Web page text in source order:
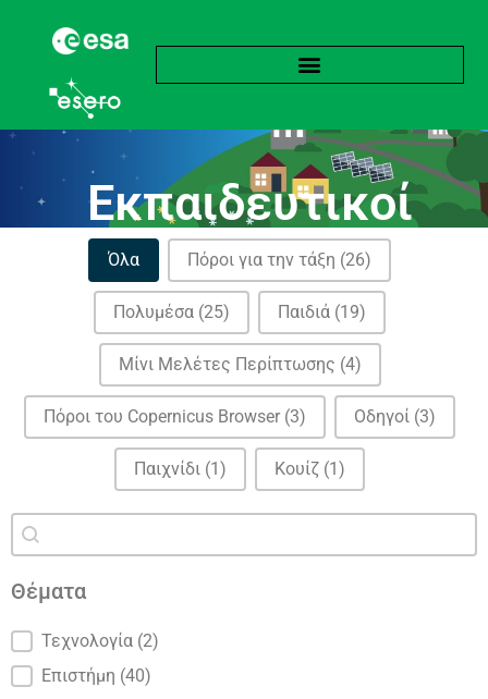
Εκπαιδευτικοί
πόροι
ΚατηγορίεςΌλα Πόροι για την τάξη (26)
Πολυμέσα (25) Παιδιά (19)
Μίνι Μελέτες Περίπτωσης (4)
Πόροι του Copernicus Browser (3) Οδηγοί (3)
Παιχνίδι (1) Κουίζ (1)
Αναζήτηση
Περιεχόμενο αναζήτησης
Θέματα
Θέματα
Τεχνολογία (2)
Επιστήμη (40)